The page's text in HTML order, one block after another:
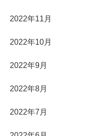
2022年11月
2022年10月
2022年9月
2022年8月
2022年7月